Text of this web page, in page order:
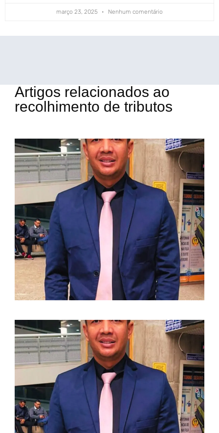
março 23, 2025 Nenhum comentário
Artigos relacionados ao
recolhimento de tributos